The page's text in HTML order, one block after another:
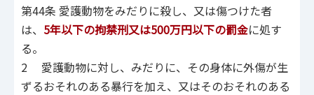
第44条 愛護動物をみだりに殺し、又は傷つけた者
は、 5年以下の拘禁刑又は500万円以下の罰金に処す
る。
2 愛護動物に対し、みだりに、その身体に外傷が生
ずるおそれのある暴行を加え、又はそのおそれのある